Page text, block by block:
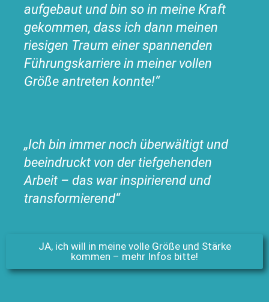
aufgebaut und bin so in meine Kraft
gekommen, dass ich dann meinen
riesigen Traum einer spannenden
Führungskarriere in meiner vollen
Größe antreten konnte!“
„Ich bin immer noch überwältigt und
beeindruckt von der tiefgehenden
Arbeit – das war inspirierend und
transformierend“
JA, ich will in meine volle Größe und Stärke
kommen – mehr Infos bitte!